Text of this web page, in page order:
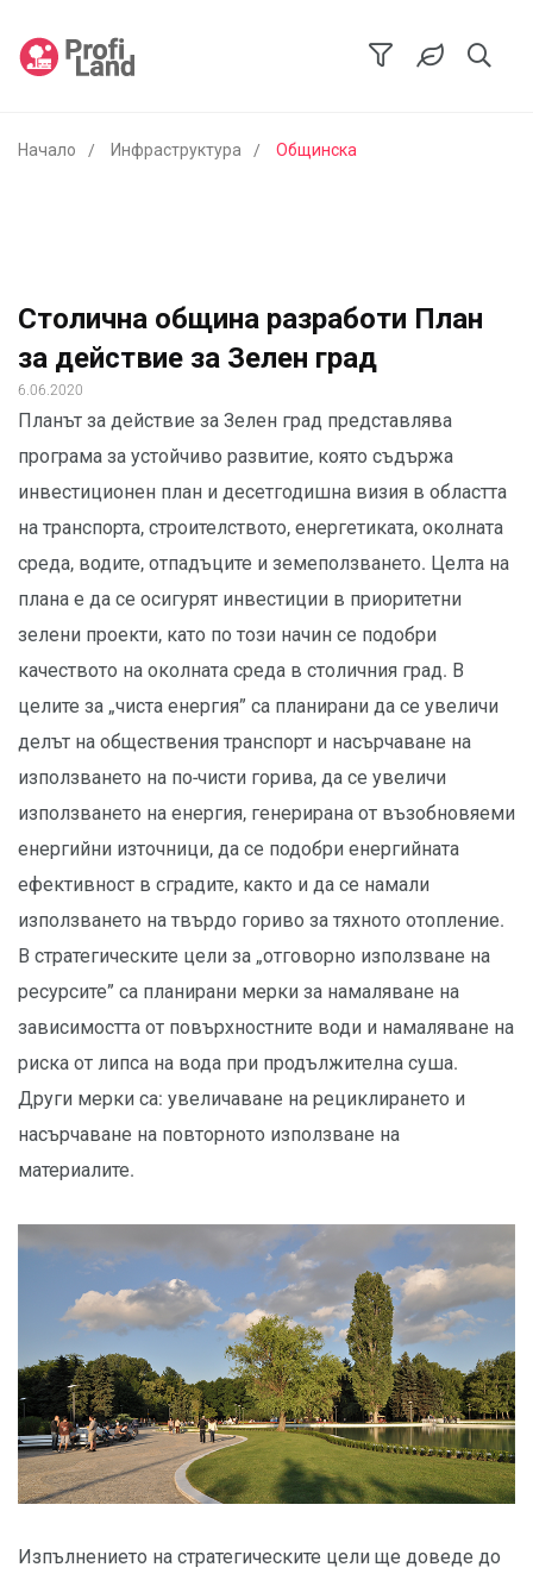
Начало Инфраструктура Общинска
Столична община разработи План
за действие за Зелен град
6.06.2020
Планът за действие за Зелен град представлява
програма за устойчиво развитие, която съдържа
инвестиционен план и десетгодишна визия в областта
на транспорта, строителството, енергетиката, околната
среда, водите, отпадъците и земеползването. Целта на
плана е да се осигурят инвестиции в приоритетни
зелени проекти, като по този начин се подобри
качеството на околната среда в столичния град. В
целите за „чиста енергия” са планирани да се увеличи
делът на обществения транспорт и насърчаване на
използването на по-чисти горива, да се увеличи
използването на енергия, генерирана от възобновяеми
енергийни източници, да се подобри енергийната
ефективност в сградите, както и да се намали
използването на твърдо гориво за тяхното отопление.
В стратегическите цели за „отговорно използване на
ресурсите” са планирани мерки за намаляване на
зависимостта от повърхностните води и намаляване на
риска от липса на вода при продължителна суша.
Други мерки са: увеличаване на рециклирането и
насърчаване на повторното използване на
материалите.
Изпълнението на стратегическите цели ще доведе до